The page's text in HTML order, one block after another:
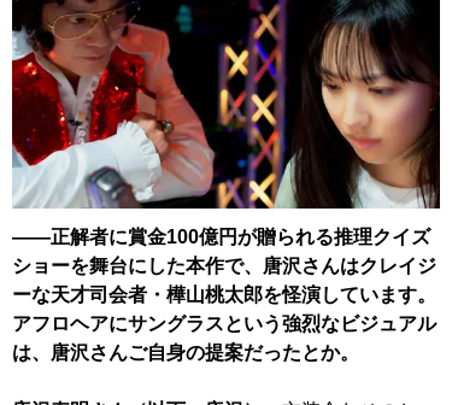
――正解者に賞金100億円が贈られる推理クイズ
ショーを舞台にした本作で、唐沢さんはクレイジ
ーな天才司会者・樺山桃太郎を怪演しています。
アフロヘアにサングラスという強烈なビジュアル
は、唐沢さんご自身の提案だったとか。